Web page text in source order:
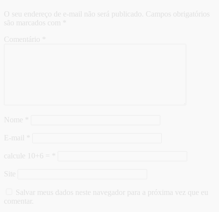
O seu endereço de e-mail não será publicado. Campos obrigatórios
são marcados com
Comentário
Nome
E-mail
calcule 10+6 =
Site
Salvar meus dados neste navegador para a próxima vez que eu
comentar.